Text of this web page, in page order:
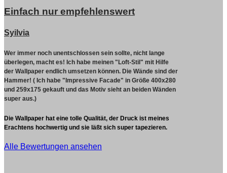
Einfach nur empfehlenswert
Syilvia
Wer immer noch unentschlossen sein sollte, nicht lange
überlegen, macht es! Ich habe meinen "Loft-Stil" mit Hilfe
der Wallpaper endlich umsetzen können. Die Wände sind der
Hammer! ( Ich habe "Impressive Facade" in Größe 400x280
und 259x175 gekauft und das Motiv sieht an beiden Wänden
super aus.)
Die Wallpaper hat eine tolle Qualität, der Druck ist meines
Erachtens hochwertig und sie läßt sich super tapezieren.
Alle Bewertungen ansehen